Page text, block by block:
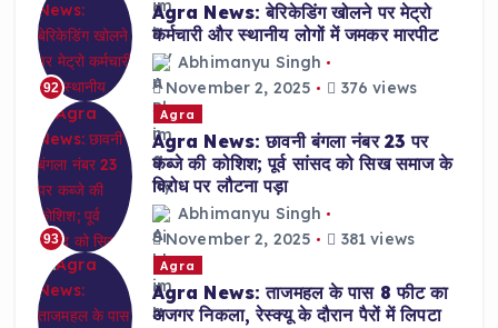
92
Agra News: बेरिकेडिंग खोलने पर मेट्रो
कर्मचारी और स्थानीय लोगों में जमकर मारपीट
Abhimanyu Singh
November 2, 2025
376 views
93
Agra
Agra News: छावनी बंगला नंबर 23 पर
कब्जे की कोशिश; पूर्व सांसद को सिख समाज के
विरोध पर लौटना पड़ा
Abhimanyu Singh
November 2, 2025
381 views
Agra
Agra News: ताजमहल के पास 8 फीट का
अजगर निकला, रेस्क्यू के दौरान पैरों में लिपटा